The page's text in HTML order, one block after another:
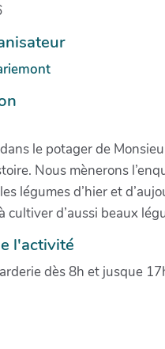
le potager de
Nous mènerons
légumes d’hier et
cultiver d’aussi beaux
l'activité
dès 8h et jusque